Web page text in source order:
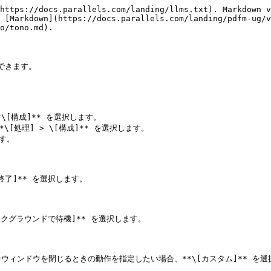
docs.parallels.com/landing/llms.txt). Markdown
docs.parallels.com/landing/pdfm-
tono.md).
ます。
了]** を選択します。
グラウンドで待機]** を選択します。
ウィンドウを閉じるときの動作を指定したい場合、**\[カスタム]** を選